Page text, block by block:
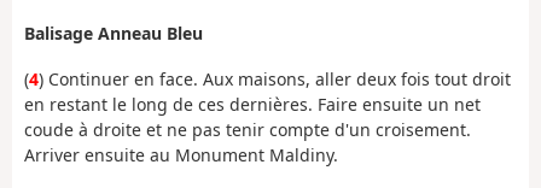
Balisage Anneau Bleu
(4) Continuer en face. Aux maisons, aller deux fois tout droit
en restant le long de ces dernières. Faire ensuite un net
coude à droite et ne pas tenir compte d'un croisement.
Arriver ensuite au Monument Maldiny.